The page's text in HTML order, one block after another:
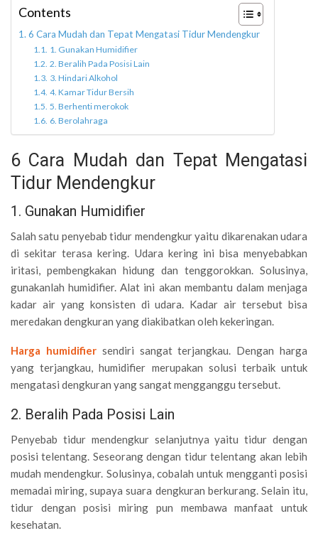
Contents
6 Cara Mudah dan Tepat Mengatasi Tidur Mendengkur
1. Gunakan Humidifier
2. Beralih Pada Posisi Lain
3. Hindari Alkohol
4. Kamar Tidur Bersih
5. Berhenti merokok
6. Berolahraga
6 Cara Mudah dan Tepat Mengatasi
Tidur Mendengkur
1. Gunakan Humidifier
Salah satu penyebab tidur mendengkur yaitu dikarenakan udara
di sekitar terasa kering. Udara kering ini bisa menyebabkan
iritasi, pembengkakan hidung dan tenggorokkan. Solusinya,
gunakanlah humidifier. Alat ini akan membantu dalam menjaga
kadar air yang konsisten di udara. Kadar air tersebut bisa
meredakan dengkuran yang diakibatkan oleh kekeringan.
Harga humidifiersendiri sangat terjangkau. Dengan harga
yang terjangkau, humidifier merupakan solusi terbaik untuk
mengatasi dengkuran yang sangat mengganggu tersebut.
2. Beralih Pada Posisi Lain
Penyebab tidur mendengkur selanjutnya yaitu tidur dengan
posisi telentang. Seseorang dengan tidur telentang akan lebih
mudah mendengkur. Solusinya, cobalah untuk mengganti posisi
memadai miring, supaya suara dengkuran berkurang. Selain itu,
tidur dengan posisi miring pun membawa manfaat untuk
kesehatan.